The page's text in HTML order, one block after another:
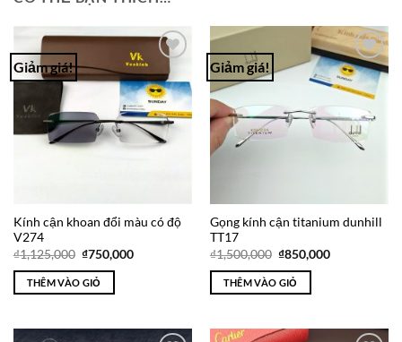
Giảm giá!
Add to
Wishlist
Kính cận khoan đổi màu có độ
V274
₫1,125,000 Giá
là:
₫1,125,000.
₫750,000Giá
THÊM VÀO GIỎ
Giảm giá!
Add to
Wishlist
Gọng kính cận titanium dunhill
TT17
₫1,500,000 Giá
là:
₫1,500,000.
₫850,000Giá
THÊM VÀO GIỎ